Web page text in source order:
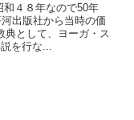
４８年なので50年
出版社から当時の価
として、ヨーガ・ス
を行な...